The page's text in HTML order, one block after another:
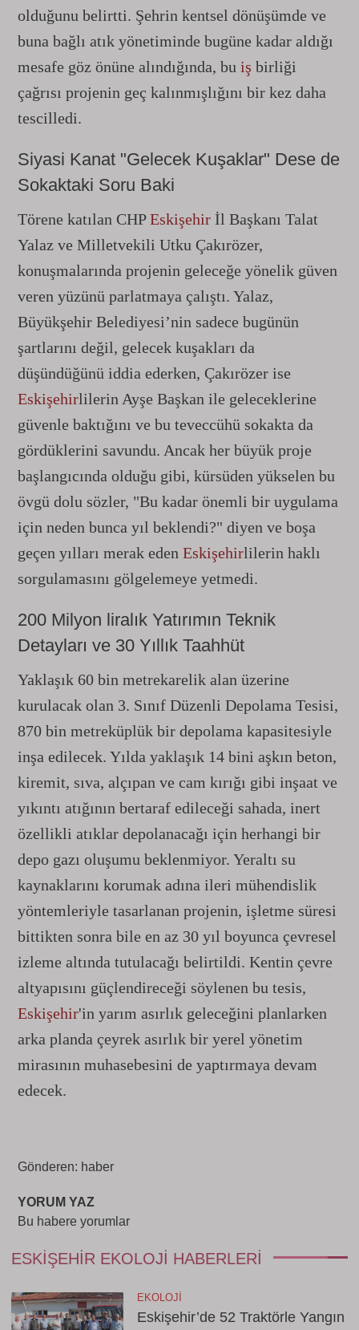
olduğunu belirtti. Şehrin kentsel dönüşümde ve
buna bağlı atık yönetiminde bugüne kadar aldığı
mesafe göz önüne alındığında, bu iş birliği
çağrısı projenin geç kalınmışlığını bir kez daha
tescilledi.
Siyasi Kanat "Gelecek Kuşaklar" Dese de
Sokaktaki Soru Baki
Törene katılan CHPEskişehir İl Başkanı Talat
Yalaz ve Milletvekili Utku Çakırözer,
konuşmalarında projenin geleceğe yönelik güven
veren yüzünü parlatmaya çalıştı. Yalaz,
Büyükşehir Belediyesi’nin sadece bugünün
şartlarını değil, gelecek kuşakları da
düşündüğünü iddia ederken, Çakırözer ise
Eskişehirlilerin Ayşe Başkan ile geleceklerine
güvenle baktığını ve bu teveccühü sokakta da
gördüklerini savundu. Ancak her büyük proje
başlangıcında olduğu gibi, kürsüden yükselen bu
övgü dolu sözler, "Bu kadar önemli bir uygulama
için neden bunca yıl beklendi?" diyen ve boşa
geçen yılları merak eden Eskişehirlilerin haklı
sorgulamasını gölgelemeye yetmedi.
200 Milyon liralık Yatırımın Teknik
Detayları ve 30 Yıllık Taahhüt
Yaklaşık 60 bin metrekarelik alan üzerine
kurulacak olan 3. Sınıf Düzenli Depolama Tesisi,
870 bin metreküplük bir depolama kapasitesiyle
inşa edilecek. Yılda yaklaşık 14 bini aşkın beton,
kiremit, sıva, alçıpan ve cam kırığı gibi inşaat ve
yıkıntı atığının bertaraf edileceği sahada, inert
özellikli atıklar depolanacağı için herhangi bir
depo gazı oluşumu beklenmiyor. Yeraltı su
kaynaklarını korumak adına ileri mühendislik
yöntemleriyle tasarlanan projenin, işletme süresi
bittikten sonra bile en az 30 yıl boyunca çevresel
izleme altında tutulacağı belirtildi. Kentin çevre
altyapısını güçlendireceği söylenen bu tesis,
Eskişehir'in yarım asırlık geleceğini planlarken
arka planda çeyrek asırlık bir yerel yönetim
mirasının muhasebesini de yaptırmaya devam
edecek.
Gönderen: haber
YORUM YAZ
Bu habere yorumlar
ESKIŞEHIR EKOLOJI HABERLERI
EKOLOJI
Eskişehir’de 52 Traktörle Yangın